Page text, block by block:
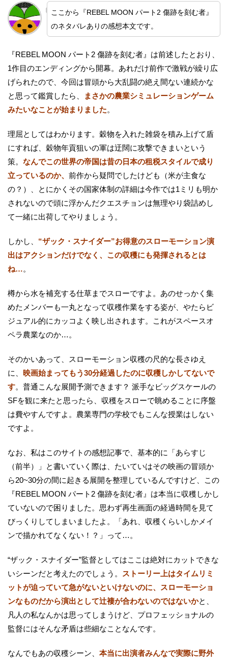
ここから『REBEL MOON パート2 傷跡を刻む者』
のネタバレありの感想本文です。
『REBEL MOON パート2 傷跡を刻む者』は前述したとおり、
1作目のエンディングから開幕。あれだけ前作で激戦が繰り広
げられたので、今回は冒頭から大乱闘の絶え間ない連続かな
と思って鑑賞したら、
まさかの農業シミュレーションゲーム
みたいなことが始まりました。
理屈としてはわかります。穀物を入れた雑袋を積み上げて盾
にすれば、穀物年貢狙いの軍は迂闊に攻撃できまいという
策。 なんでこの世界の帝国は昔の日本の租税スタイルで成り
立っているのか、 前作から疑問でしたけども（米が主食な
の？）、とにかくその国家体制の詳細は今作では1ミリも明か
されないので頭に浮かんだクエスチョンは無理やり袋詰めし
て一緒に出荷してやりましょう。
しかし、 “ザック・スナイダー”お得意のスローモーション演
出はアクションだけでなく、この収穫にも発揮されるとは
ね…。
樽から水を補充する仕草までスローですよ。あのせっかく集
めたメンバーも一丸となって収穫作業をする姿が、やたらビ
ジュアル的にカッコよく映し出されます。これがスペースオ
ペラ農業なのか…。
そのかいあって、スローモーション収穫の尺的な長さゆえ
に、 映画始まってもう30分経過したのに収穫しかしてないで
す。普通こんな展開予測できます？ 派手なビッグスケールの
SFを観に来たと思ったら、収穫をスローで眺めることに序盤
は費やすんですよ。農業専門の学校でもこんな授業はしない
ですよ。
なお、私はこのサイトの感想記事で、基本的に「あらすじ
（前半）」と書いていく際は、たいていはその映画の冒頭か
ら20~30分の間に起きる展開を整理しているんですけど、この
『REBEL MOON パート2 傷跡を刻む者』は本当に収穫しかし
ていないので困りました。思わず再生画面の経過時間を見て
びっくりしてしまいましたよ。「あれ、収穫くらいしかメイ
ンで描かれてなくない！？」って…。
“ザック・スナイダー”監督としてはここは絶対にカットできな
いシーンだと考えたのでしょう。
ストーリー上はタイムリミ
ットが迫っていて急がないといけないのに、スローモーショ
ンなものだから演出として辻褄が合わないのではないかと、
凡人の私なんかは思ってしまうけど、プロフェッショナルの
監督にはそんな矛盾は些細なことなんです。
なんでもあの収穫シーン、 本当に出演者みんなで実際に野外